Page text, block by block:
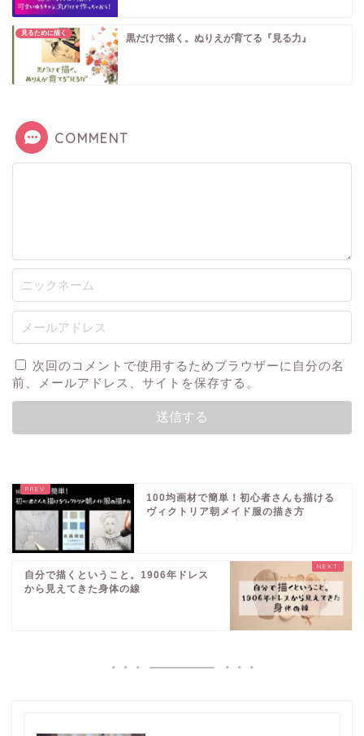
見るために描く 黒だけで描く。ぬりえが育てる『見る力』
COMMENT
次回のコメントで使用するためブラウザーに自分の名
前、メールアドレス、サイトを保存する。
100均画材で簡単！初心者さんも描ける
ヴィクトリア朝メイド服の描き方
自分で描くということ。1906年ドレス
から見えてきた身体の線